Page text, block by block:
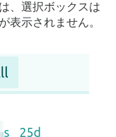
、選択ボックスは
表示されません。